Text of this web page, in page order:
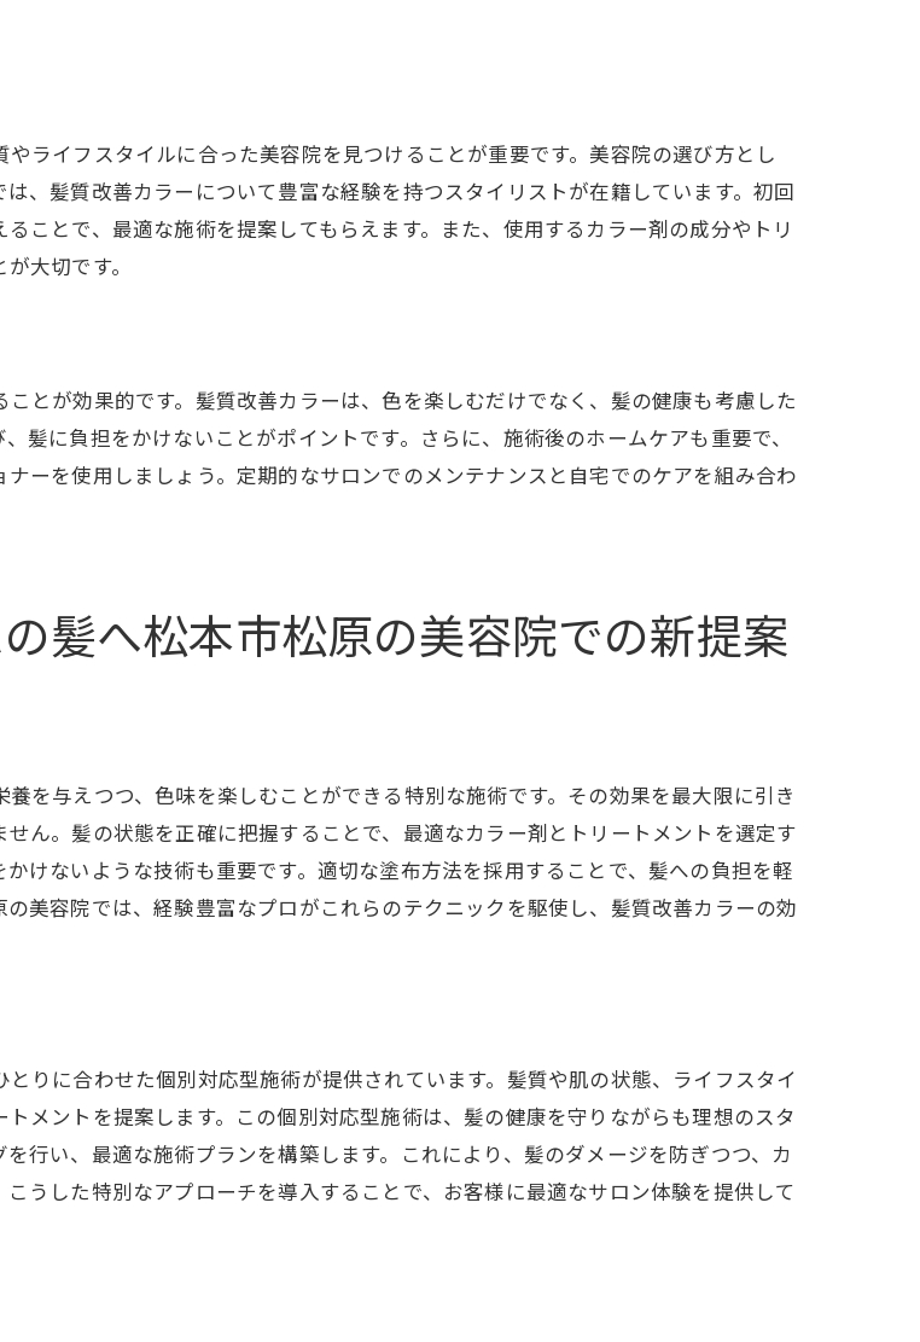
した松本市松原の美容院の新しいアプローチ
質改善カラーの独自メニュー
健康的な美髪を実現する方法
善カラー施術の詳細
得られる新たな美しさ
質改善カラーの未来
髪質改善カラーのメリットと施術方法
具体的なメリットとは
質改善カラー施術のプロセス
選択がもたらす生活の変化
的な美髪を松本市松原の美容院で実感
質改善カラー体験者の声
術後のアフターケア方法
得られる自信と喜び
ライフスタイルに合った美容院を見つけることが重要です。美容院の選び方とし
、髪質改善カラーについて豊富な経験を持つスタイリストが在籍しています。初回
ことで、最適な施術を提案してもらえます。また、使用するカラー剤の成分やトリ
大切です。
とが効果的です。髪質改善カラーは、色を楽しむだけでなく、髪の健康も考慮した
髪に負担をかけないことがポイントです。さらに、施術後のホームケアも重要で、
ーを使用しましょう。定期的なサロンでのメンテナンスと自宅でのケアを組み合わ
髪へ松本市松原の美容院での新提案
を与えつつ、色味を楽しむことができる特別な施術です。その効果を最大限に引き
ん。髪の状態を正確に把握することで、最適なカラー剤とトリートメントを選定す
けないような技術も重要です。適切な塗布方法を採用することで、髪への負担を軽
美容院では、経験豊富なプロがこれらのテクニックを駆使し、髪質改善カラーの効
りに合わせた個別対応型施術が提供されています。髪質や肌の状態、ライフスタイ
メントを提案します。この個別対応型施術は、髪の健康を守りながらも理想のスタ
行い、最適な施術プランを構築します。これにより、髪のダメージを防ぎつつ、カ
うした特別なアプローチを導入することで、お客様に最適なサロン体験を提供して